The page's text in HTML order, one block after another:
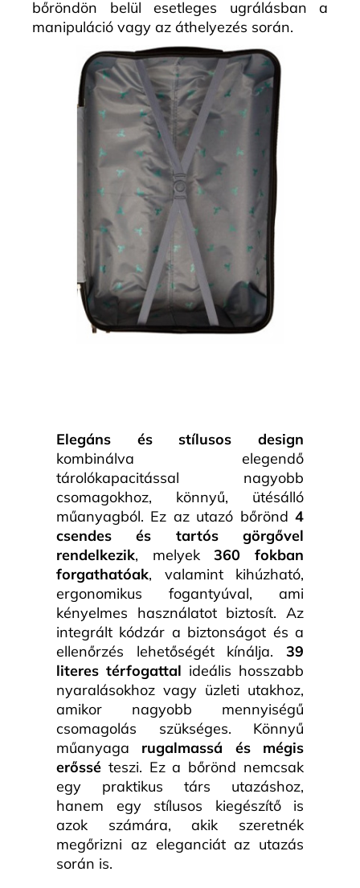
bőröndön belül esetleges ugrálásban a
manipuláció vagy az áthelyezés során.
Elegáns és stílusos design
kombinálva elegendő
tárolókapacitással nagyobb
csomagokhoz, könnyű, ütésálló
műanyagból. Ez az utazó bőrönd 4
csendes és tartós görgővel
rendelkezik, melyek360 fokban
forgathatóak, valamint kihúzható,
ergonomikus fogantyúval, ami
kényelmes használatot biztosít. Az
integrált kódzár a biztonságot és a
ellenőrzés lehetőségét kínálja. 39
literes térfogattal ideális hosszabb
nyaralásokhoz vagy üzleti utakhoz,
amikor nagyobb mennyiségű
csomagolás szükséges. Könnyű
műanyaga rugalmassá és mégis
erőssé teszi. Ez a bőrönd nemcsak
egy praktikus társ utazáshoz,
hanem egy stílusos kiegészítő is
azok számára, akik szeretnék
megőrizni az eleganciát az utazás
során is.